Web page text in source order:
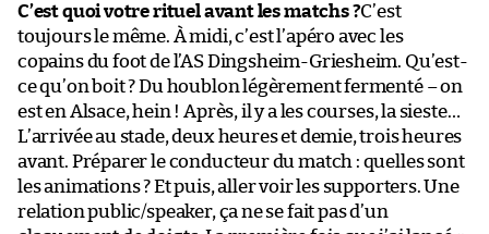
C’est quoi votre rituel avant les matchs ?C’est
toujours le même. À midi, c’est l’apéro avec les
copains du foot de l’AS Dingsheim-Griesheim. Qu’est-
ce qu’on boit ? Du houblon légèrement fermenté – on
est en Alsace, hein ! Après, il y a les courses, la sieste…
L’arrivée au stade, deux heures et demie, trois heures
avant. Préparer le conducteur du match : quelles sont
les animations ? Et puis, aller voir les supporters. Une
relation public/speaker, ça ne se fait pas d’un